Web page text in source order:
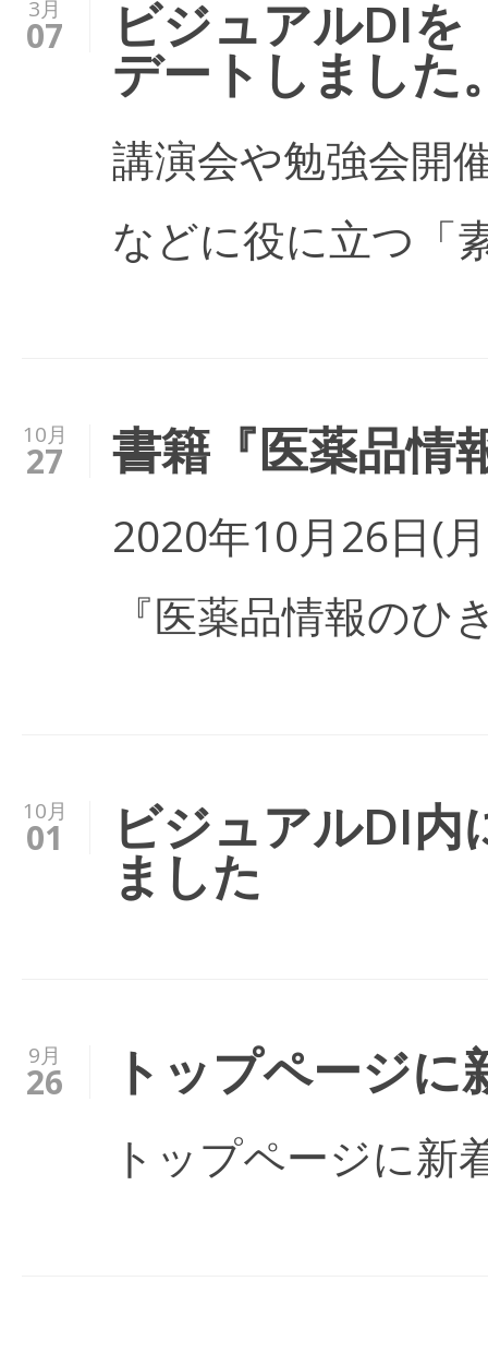
3月
07 ビジュアルDIを
デートしました
講演会や勉強会開
などに役に立つ「
10月
27 書籍『医薬品情
2020年10月26日(
『医薬品情報の
10月
01 ビジュアルDI内
ました
9月
26 トップページ
トップページに新